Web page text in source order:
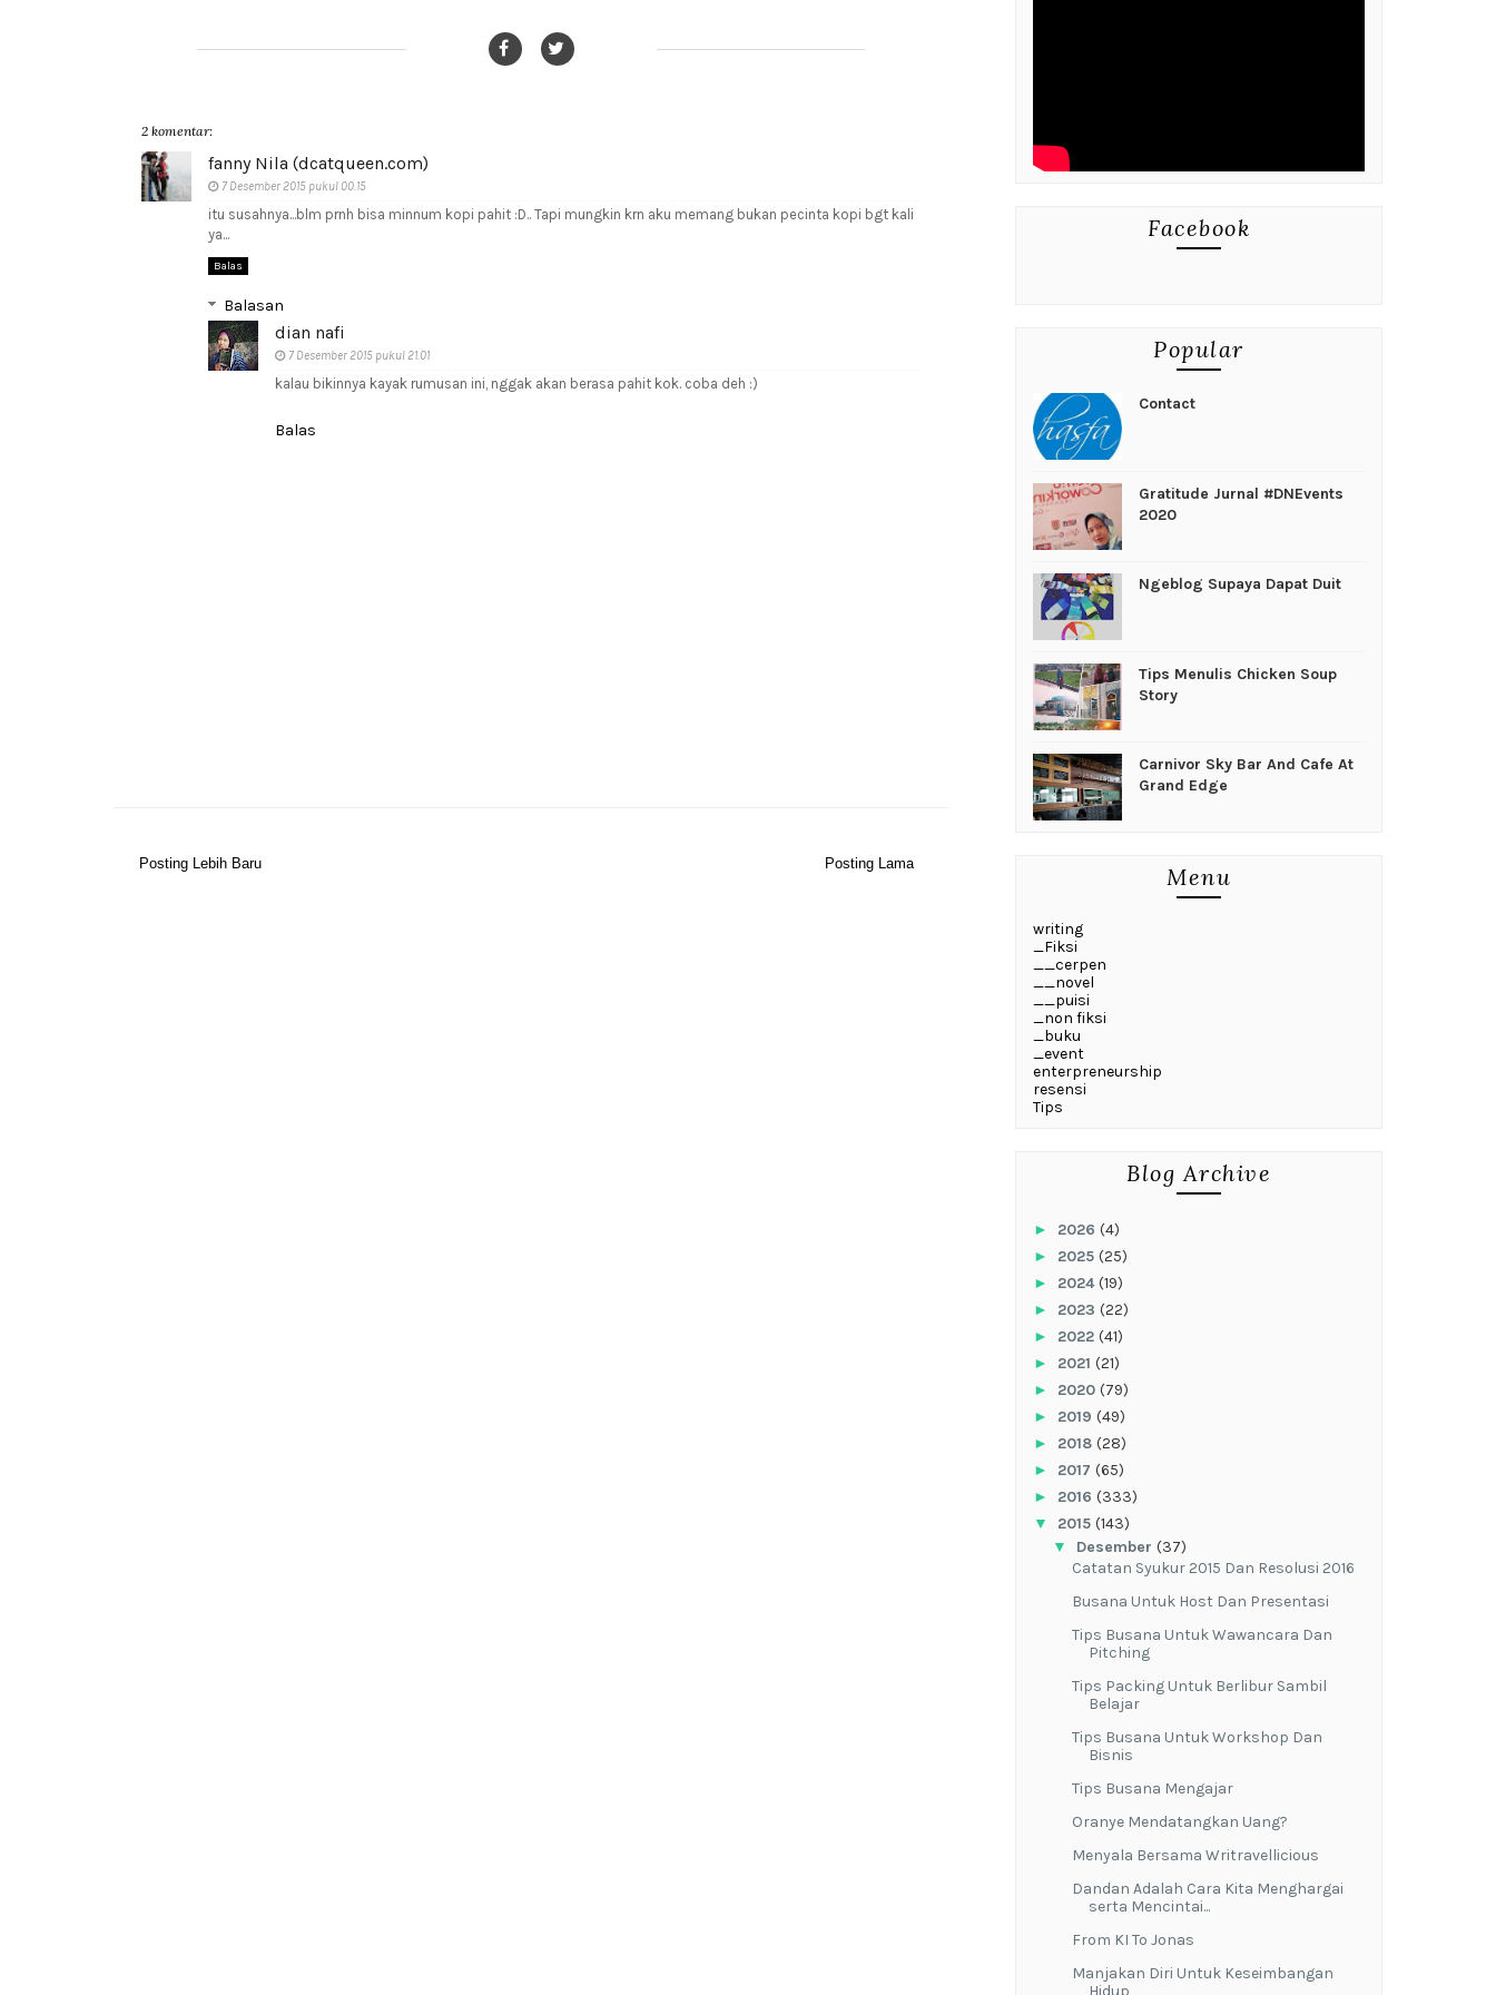
2 komentar:
fanny Nila (dcatqueen.com)
7 Desember 2015 pukul 00.15
itu susahnya...blm prnh bisa minnum kopi pahit :D.. Tapi mungkin krn aku memang bukan pecinta kopi bgt kali
ya...
Balas
Balasan
dian nafi
7 Desember 2015 pukul 21.01
kalau bikinnya kayak rumusan ini, nggak akan berasa pahit kok. coba deh :)
Balas
Posting Lebih Baru Posting Lama
Facebook
Popular
Contact
Gratitude Jurnal #DNEvents
2020
Ngeblog Supaya Dapat Duit
Tips Menulis Chicken Soup
Story
Carnivor Sky Bar And Cafe At
Grand Edge
Menu
writing
_Fiksi
__cerpen
__novel
__puisi
_non fiksi
_buku
_event
enterpreneurship
resensi
Tips
Blog Archive
► 2026 (4)
► 2025 (25)
► 2024(19)
► 2023 (22)
► 2022 (41)
► 2021 (21)
► 2020 (79)
► 2019 (49)
► 2018 (28)
► 2017 (65)
► 2016 (333)
▼ 2015 (143)
▼ Desember (37)
Catatan Syukur 2015 Dan Resolusi 2016
Busana Untuk Host Dan Presentasi
Tips Busana Untuk Wawancara Dan
Pitching
Tips Packing Untuk Berlibur Sambil
Belajar
Tips Busana Untuk Workshop Dan
Bisnis
Tips Busana Mengajar
Oranye Mendatangkan Uang?
Menyala Bersama Writravellicious
Dandan Adalah Cara Kita Menghargai
serta Mencintai...
From KI To Jonas
Manjakan Diri Untuk Keseimbangan